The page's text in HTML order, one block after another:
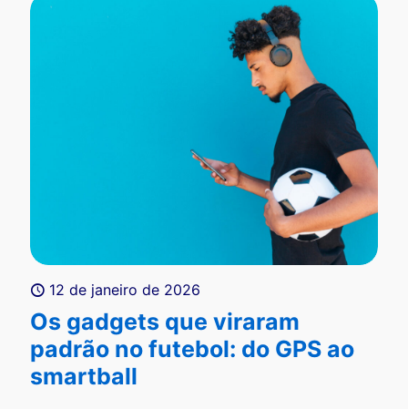
12 de janeiro de 2026
Os gadgets que viraram
padrão no futebol: do GPS ao
smartball